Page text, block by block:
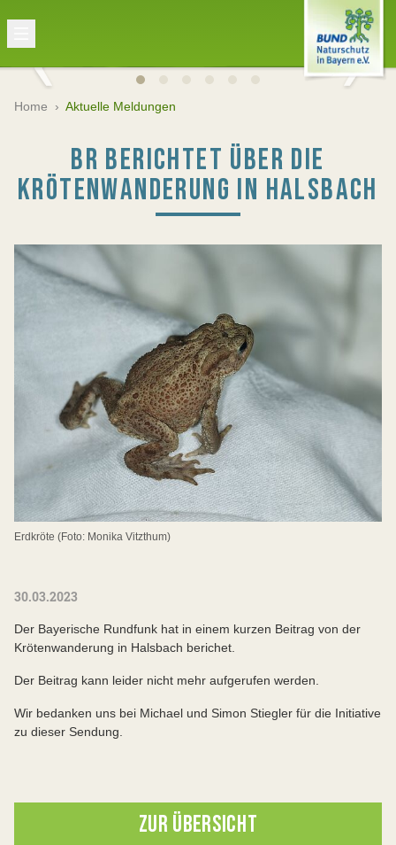
Home › Aktuelle Meldungen
BR BERICHTET ÜBER DIE
KRÖTENWANDERUNG IN HALSBACH
Erdkröte (Foto: Monika Vitzthum)
30.03.2023
Der Bayerische Rundfunk hat in einem kurzen Beitrag von der
Krötenwanderung in Halsbach berichet.
Der Beitrag kann leider nicht mehr aufgerufen werden.
Wir bedanken uns bei Michael und Simon Stiegler für die Initiative
zu dieser Sendung.
ZUR ÜBERSICHT